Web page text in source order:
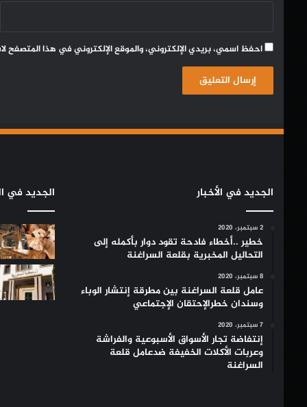
احفظ اسمي، بريدي الإلكتروني، والموقع الإلكتروني في هذا المتصفح
الجديد في الأخبار
2 سبتمبر، 2020
خطير ..أخطاء فادحة تقود دوار بأكمله إلى
التحاليل المخبرية بقلعة السراغنة
8 سبتمبر، 2020
عامل قلعة السراغنة بين مطرقة إنتشار الوباء
وسندان خطرالإحتقان الإجتماعي
7 سبتمبر، 2020
إنتفاضة تجار الأسواق الأسبوعية والفراشة
وعربات الأكلات الخفيفة ضدعامل قلعة
السراغنة
الجديد في